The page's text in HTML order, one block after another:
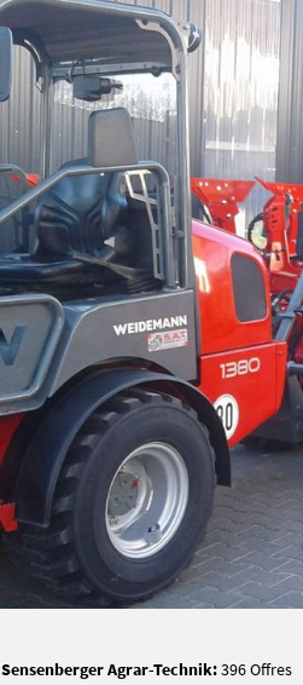
Sensenberger Agrar-Technik:396 Offres